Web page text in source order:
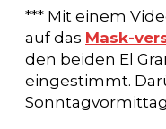
*** Mit einem
auf das Mask-
den beiden El
eingestimmt.